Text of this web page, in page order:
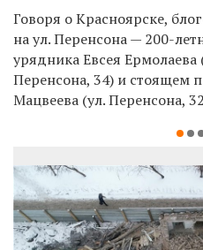
Говоря о Красноярске,
на ул. Перенсона — 200-
урядника Евсея Ермолаева
Перенсона, 34) и стоящем
Мацвеева (ул. Перенсона,